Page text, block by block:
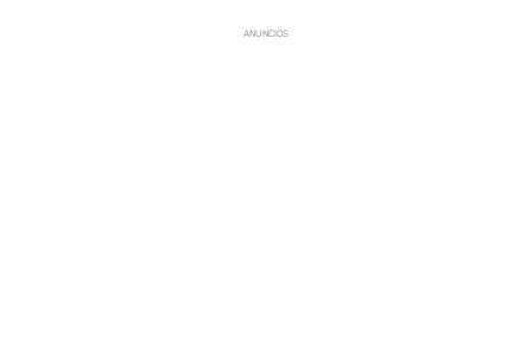
ANUNCIOS